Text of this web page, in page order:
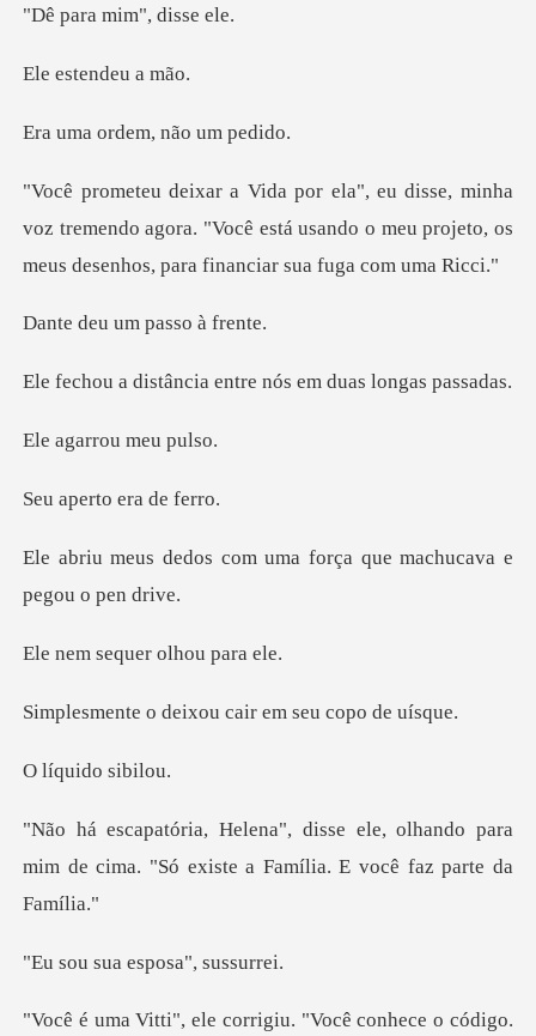
mim", d
tendeu
rdem, não
voz tremendo agora. "Você está usando o meu projeto, os
um passo
cia entre nós em du
rrou me
to era d
m uma força que machuca
quer olhou
eixou cair em se
ido si
, olhando para
mim de cima. "Só existe
a esposa",
conhece o código.